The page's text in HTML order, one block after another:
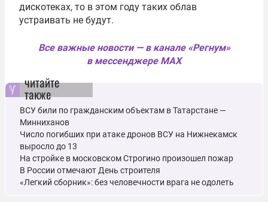
дискотеках, то в этом году таких облав
устраивать не будут.
Все важные новости — в канале «Регнум»
в мессенджере MAX
читайте
также
ВСУ били по гражданским объектам в Татарстане ―
Минниханов
Число погибших при атаке дронов ВСУ на Нижнекамск
выросло до 13
На стройке в московском Строгино произошел пожар
В России отмечают День строителя
«Легкий сборник»: без человечности врага не одолеть